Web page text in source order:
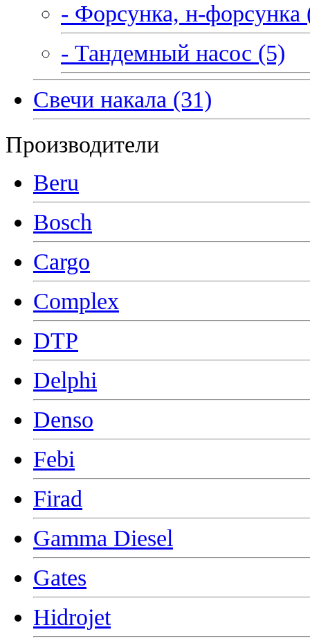
- Форсунка, н-форсунка
- Тандемный насос (5)
Свечи накала (31)
Производители
Beru
Bosch
Cargo
Complex
DTP
Delphi
Denso
Febi
Firad
Gamma Diesel
Gates
Hidrojet